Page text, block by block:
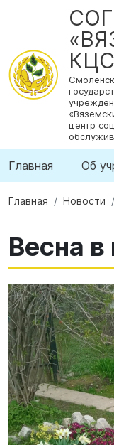
центр
Главная Об
Главная Новости
Весна в